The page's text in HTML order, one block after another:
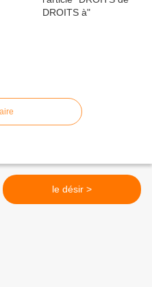
le désir >